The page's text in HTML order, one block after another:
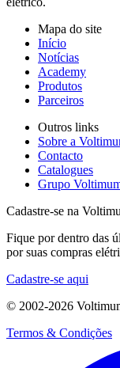
Mapa do site
Início
Notícias
Academy
Produtos
Parceiros
Outros links
Sobre a
Contacto
Catalogues
Grupo
Cadastre-se na
Fique por dentro das
por suas compras
Cadastre-se aqui
© 2002-2026
Termos & Condições